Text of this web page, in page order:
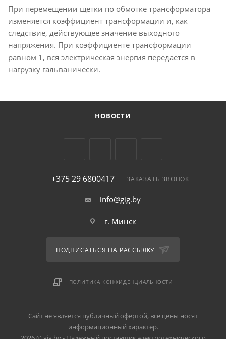
При перемещении щетки по обмотке трансформатора
изменяется коэффициент трансформации и, как
следствие, действующее значение выходного
напряжения. При коэффициенте трансформации
равном 1, вся электрическая энергия передается в
нагрузку гальванически.
НОВОСТИ
+375 29 6800417 ЗАКАЗАТЬ ЗВОНОК
info@gig.by
г. Минск
ПОДПИСАТЬСЯ НА РАССЫЛКУ
ПОЛИТИКА КОНФИДЕНЦИАЛЬНОСТИ
Сайт не является публичный офертой, все цены носят
информационный характер.